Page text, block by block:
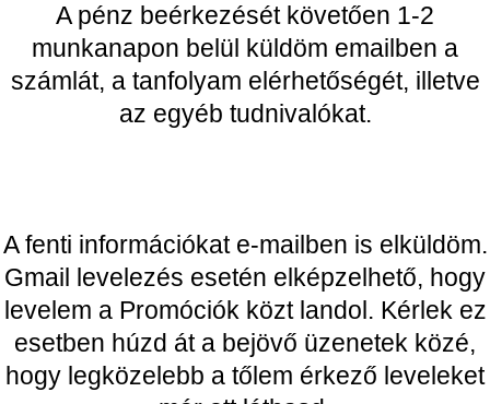
A pénz beérkezését követően 1-2
munkanapon belül küldöm emailben a
számlát, a tanfolyam elérhetőségét, illetve
az egyéb tudnivalókat.
A fenti információkat e-mailben is elküldöm.
Gmail levelezés esetén elképzelhető, hogy
levelem a Promóciók közt landol. Kérlek ez
esetben húzd át a bejövő üzenetek közé,
hogy legközelebb a tőlem érkező leveleket